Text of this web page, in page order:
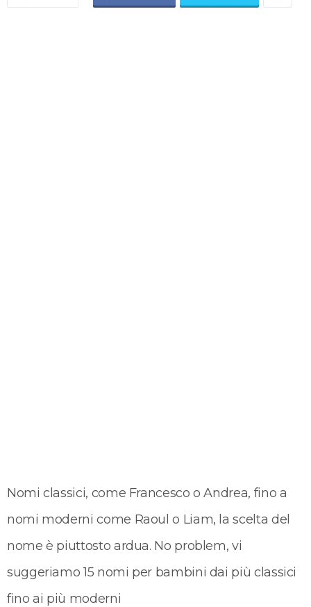
Nomi classici, come Francesco o Andrea, fino a
nomi moderni come Raoul o Liam, la scelta del
nome è piuttosto ardua. No problem, vi
suggeriamo 15 nomi per bambini dai più classici
fino ai più moderni